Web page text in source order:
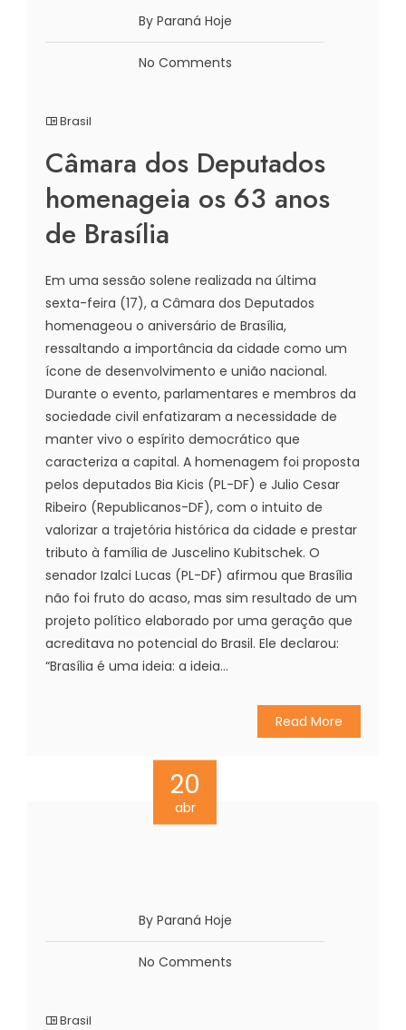
By Paraná Hoje
No Comments
Brasil
Câmara dos Deputados
homenageia os 63 anos
de Brasília
Em uma sessão solene realizada na última
sexta-feira (17), a Câmara dos Deputados
homenageou o aniversário de Brasília,
ressaltando a importância da cidade como um
ícone de desenvolvimento e união nacional.
Durante o evento, parlamentares e membros da
sociedade civil enfatizaram a necessidade de
manter vivo o espírito democrático que
caracteriza a capital. A homenagem foi proposta
pelos deputados Bia Kicis (PL-DF) e Julio Cesar
Ribeiro (Republicanos-DF), com o intuito de
valorizar a trajetória histórica da cidade e prestar
tributo à família de Juscelino Kubitschek. O
senador Izalci Lucas (PL-DF) afirmou que Brasília
não foi fruto do acaso, mas sim resultado de um
projeto político elaborado por uma geração que
acreditava no potencial do Brasil. Ele declarou:
“Brasília é uma ideia: a ideia...
Read More
20
abr
By Paraná Hoje
No Comments
Brasil